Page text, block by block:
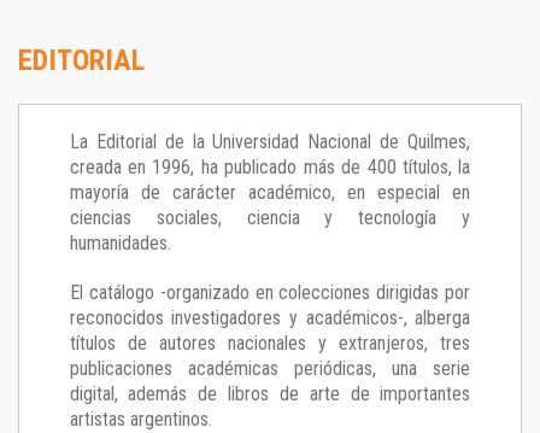
EDITORIAL
La Editorial de la Universidad Nacional de Quilmes,
creada en 1996, ha publicado más de 400 títulos, la
mayoría de carácter académico, en especial en
ciencias sociales, ciencia y tecnología y
humanidades.
El catálogo -organizado en colecciones dirigidas por
reconocidos investigadores y académicos-, alberga
títulos de autores nacionales y extranjeros, tres
publicaciones académicas periódicas, una serie
digital, además de libros de arte de importantes
artistas argentinos.